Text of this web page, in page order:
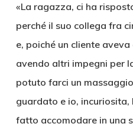
«La ragazza, ci ha
perché il suo collega fra
e, poiché un cliente
avendo altri impegni per
potuto farci un
guardato e io,
fatto accomodare in una